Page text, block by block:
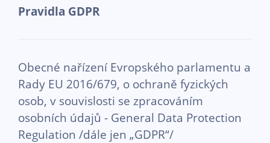
Pravidla GDPR
Obecné nařízení Evropského parlamentu a
Rady EU 2016/679, o ochraně fyzických
osob, v souvislosti se zpracováním
osobních údajů - General Data Protection
Regulation /dále jen „GDPR“/